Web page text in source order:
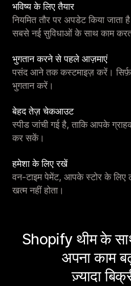
भविष्य के लिए तैयार
नियमित तौर पर अपडेट किया
सबसे नई सुविधाओं के साथ काम
भुगतान करने से पहले आज़माएं
पसंद आने तक कस्टमाइज़ करें।
भुगतान करें।
बेहद तेज़ चेकआउट
स्पीड जांची गई है, ताकि आपके
कर सकें।
हमेशा के लिए रखें
वन-टाइम पेमेंट, आपके स्टोर के लिए
खत्म नहीं होता।
Shopify थीम के
अपना काम
ज़्यादा